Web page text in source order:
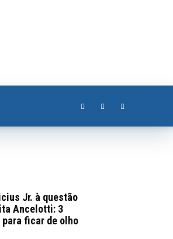
Jr. à questão
Ancelotti: 3
ficar de olho